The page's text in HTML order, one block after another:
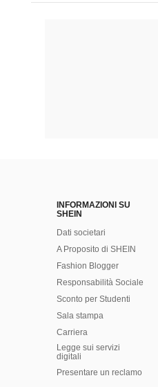
INFORMAZIONI SU
SHEIN
Dati societari
A Proposito di SHEIN
Fashion Blogger
Responsabilità Sociale
Sconto per Studenti
Sala stampa
Carriera
Legge sui servizi
digitali
Presentare un reclamo